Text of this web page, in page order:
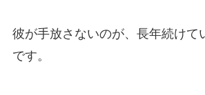
彼が手放さないのが、長年続けて
です。